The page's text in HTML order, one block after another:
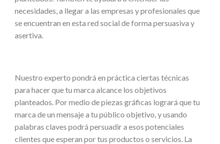
necesidades, a llegar a las empresas y profesionales que
se encuentran en esta red social de forma persuasiva y
asertiva.
Nuestro experto pondrá en práctica ciertas técnicas
para hacer que tu marca alcance los objetivos
planteados. Por medio de piezas gráficas logrará que tu
marca de un mensaje a tu público objetivo, y usando
palabras claves podrá persuadir a esos potenciales
clientes que esperan por tus productos o servicios. La